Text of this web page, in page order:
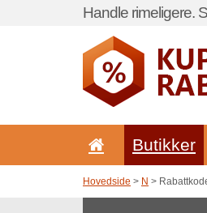
Handle rimeligere.
Butikker
Hovedside > N >